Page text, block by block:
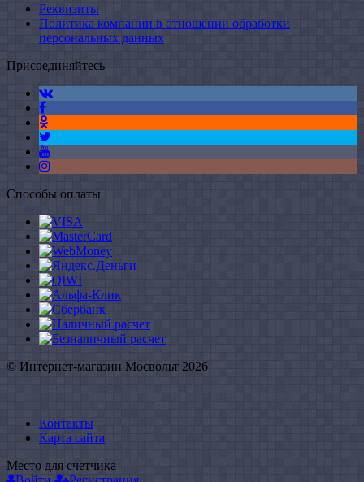
Реквизиты
Политика компании в отношении обработки
персональных данных
Присоединяйтесь
Способы оплаты
© Интернет-магазин Мосвольт 2026
Контакты
Карта сайта
Место для счетчика